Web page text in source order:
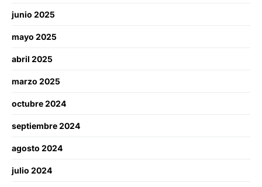
junio 2025
mayo 2025
abril 2025
marzo 2025
octubre 2024
septiembre 2024
agosto 2024
julio 2024